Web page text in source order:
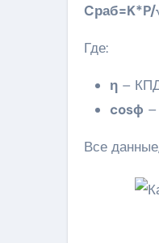
Где:
η –
cosϕ
Все